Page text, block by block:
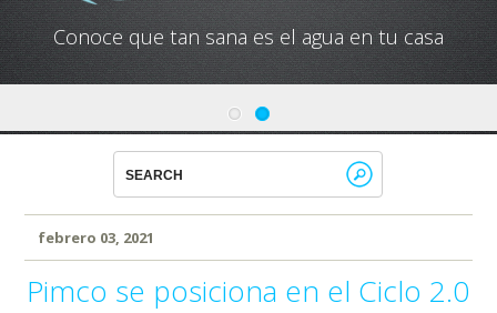
Conoce que tan sana es el agua en tu casa
febrero 03, 2021
Pimco se posiciona en el Ciclo 2.0